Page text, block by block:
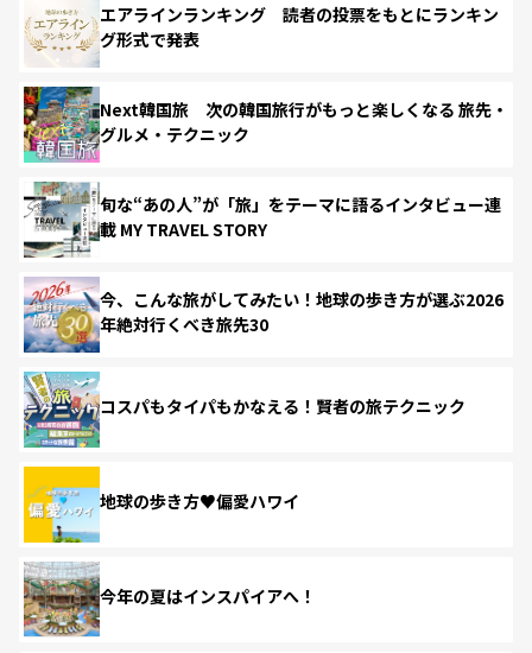
エアラインランキング 読者の投票をもとにランキン
グ形式で発表
Next韓国旅 次の韓国旅行がもっと楽しくなる 旅先・
グルメ・テクニック
旬な“あの人”が「旅」をテーマに語るインタビュー連
載 MY TRAVEL STORY
今、こんな旅がしてみたい！地球の歩き方が選ぶ2026
年絶対行くべき旅先30
コスパもタイパもかなえる！賢者の旅テクニック
地球の歩き方♥偏愛ハワイ
今年の夏はインスパイアへ！